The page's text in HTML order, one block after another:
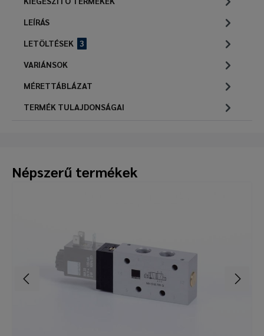
LEÍRÁS
LETÖLTÉSEK
3
VARIÁNSOK
MÉRETTÁBLÁZAT
TERMÉK TULAJDONSÁGAI
Népszerű termékek